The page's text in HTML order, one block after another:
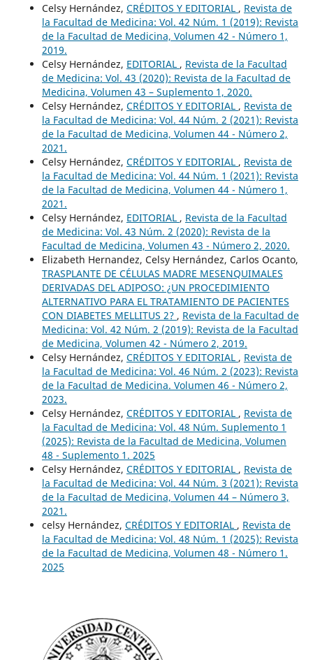
Celsy Hernández, CRÉDITOS Y EDITORIAL , Revista de
la Facultad de Medicina: Vol. 42 Núm. 1 (2019): Revista
de la Facultad de Medicina, Volumen 42 - Número 1,
2019.
Celsy Hernández, EDITORIAL , Revista de la Facultad
de Medicina: Vol. 43 (2020): Revista de la Facultad de
Medicina, Volumen 43 – Suplemento 1, 2020.
Celsy Hernández, CRÉDITOS Y EDITORIAL , Revista de
la Facultad de Medicina: Vol. 44 Núm. 2 (2021): Revista
de la Facultad de Medicina, Volumen 44 - Número 2,
2021.
Celsy Hernández, CRÉDITOS Y EDITORIAL , Revista de
la Facultad de Medicina: Vol. 44 Núm. 1 (2021): Revista
de la Facultad de Medicina, Volumen 44 - Número 1,
2021.
Celsy Hernández, EDITORIAL , Revista de la Facultad
de Medicina: Vol. 43 Núm. 2 (2020): Revista de la
Facultad de Medicina, Volumen 43 - Número 2, 2020.
Elizabeth Hernandez, Celsy Hernández, Carlos Ocanto,
TRASPLANTE DE CÉLULAS MADRE MESENQUIMALES
DERIVADAS DEL ADIPOSO: ¿UN PROCEDIMIENTO
ALTERNATIVO PARA EL TRATAMIENTO DE PACIENTES
CON DIABETES MELLITUS 2? , Revista de la Facultad de
Medicina: Vol. 42 Núm. 2 (2019): Revista de la Facultad
de Medicina, Volumen 42 - Número 2, 2019.
Celsy Hernández, CRÉDITOS Y EDITORIAL , Revista de
la Facultad de Medicina: Vol. 46 Núm. 2 (2023): Revista
de la Facultad de Medicina. Volumen 46 - Número 2,
2023.
Celsy Hernández, CRÉDITOS Y EDITORIAL , Revista de
la Facultad de Medicina: Vol. 48 Núm. Suplemento 1
(2025): Revista de la Facultad de Medicina, Volumen
48 - Suplemento 1. 2025
Celsy Hernández, CRÉDITOS Y EDITORIAL , Revista de
la Facultad de Medicina: Vol. 44 Núm. 3 (2021): Revista
de la Facultad de Medicina, Volumen 44 – Número 3,
2021.
celsy Hernández, CRÉDITOS Y EDITORIAL , Revista de
la Facultad de Medicina: Vol. 48 Núm. 1 (2025): Revista
de la Facultad de Medicina, Volumen 48 - Número 1.
2025